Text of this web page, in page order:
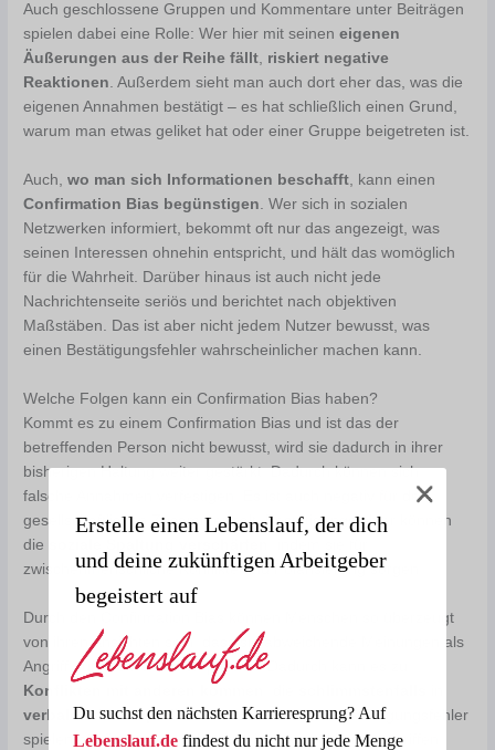
Auch geschlossene Gruppen und Kommentare unter Beiträgen
spielen dabei eine Rolle: Wer hier mit seineneigenen
Äußerungen aus der Reihe fällt, riskiert negative
Reaktionen. Außerdem sieht man auch dort eher das, was die
eigenen Annahmen bestätigt – es hat schließlich einen Grund,
warum man etwas geliket hat oder einer Gruppe beigetreten ist.
Auch,wo man sich Informationen beschafft, kann einen
Confirmation Bias begünstigen. Wer sich in sozialen
Netzwerken informiert, bekommt oft nur das angezeigt, was
seinen Interessen ohnehin entspricht, und hält das womöglich
für die Wahrheit. Darüber hinaus ist auch nicht jede
Nachrichtenseite seriös und berichtet nach objektiven
Maßstäben. Das ist aber nicht jedem Nutzer bewusst, was
einen Bestätigungsfehler wahrscheinlicher machen kann.
Welche Folgen kann ein Confirmation Bias haben?
Kommt es zu einem Confirmation Bias und ist das der
betreffenden Person nicht bewusst, wird sie dadurch in ihrer
bisherigen Haltung weiter gestärkt. Dadurch können sich
falsche Annahmen verfestigen. Es ist auch negativ für den
gesellschaftlichen Zusammenhalt. Bestätigungsfehler können
die
zwischenmenschliche Konflikte und Polarisierung sorgen.
Durch den Confirmation Bias können Menschen so überzeugt
von ihren Ansichten sein, dass sie abweichende Meinungen als
Angriff auf ihre Person empfinden. Dadurch kann es zu
Konflikten mit anderen kommen
verbale oder körperliche Gewalt münden. Bestätigungsfehler
spielen häufig auch bei Hasskriminalität und Terrorangriffen
Erstelle einen Lebenslauf, der dich
und deine zukünftigen Arbeitgeber
begeistert auf
Du suchst den nächsten Karrieresprung? Auf
Lebenslauf.defindest du nicht nur jede Menge